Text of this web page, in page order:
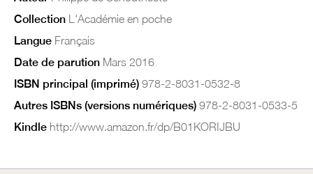
Collection L'Académie en poche
Langue Français
Date de parution Mars 2016
ISBN principal (imprimé) 978-2-8031-0532-8
Autres ISBNs (versions numériques) 978-2-8031-0533-5
Kindle http://www.amazon.fr/dp/B01KORIJBU